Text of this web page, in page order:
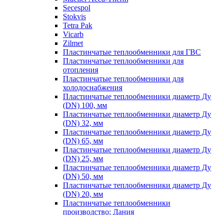
Secespol
Stokvis
Tetra Pak
Vicarb
Zilmet
Пластинчатые теплообменники для ГВС
Пластинчатые теплообменники для
отопления
Пластинчатые теплообменники для
холодоснабжения
Пластинчатые теплообменники диаметр Ду
(DN) 100, мм
Пластинчатые теплообменники диаметр Ду
(DN) 32, мм
Пластинчатые теплообменники диаметр Ду
(DN) 65, мм
Пластинчатые теплообменники диаметр Ду
(DN) 25, мм
Пластинчатые теплообменники диаметр Ду
(DN) 50, мм
Пластинчатые теплообменники диаметр Ду
(DN) 20, мм
Пластинчатые теплообменники
производство: Дания